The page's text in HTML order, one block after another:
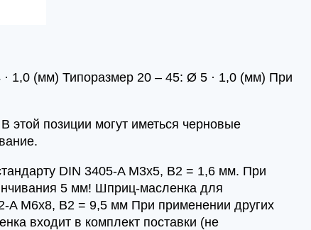
· 1,0 (мм) Типоразмер 20 – 45: Ø 5 · 1,0 (мм) При
этой позиции могут иметься черновые
DIN 3405-A M3x5, B2 = 1,6 мм. При
5 мм! Шприц-масленка для
A M6x8, B2 = 9,5 мм При применении других
входит в комплект поставки (не